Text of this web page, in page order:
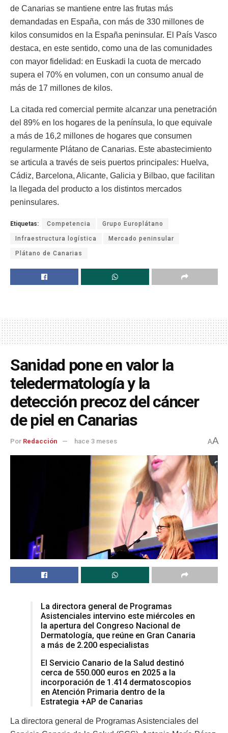
de Canarias se mantiene entre las frutas más
demandadas en España, con más de 330 millones de
kilos consumidos en la España peninsular. El País Vasco
destaca, en este sentido, como una de las comunidades
con mayor fidelidad: en Euskadi la cuota de mercado
supera el 70% en volumen, con un consumo anual de
más de 17 millones de kilos.
La citada red comercial permite alcanzar una penetración
del 89% en los hogares de la península, lo que equivale
a más de 16,2 millones de hogares que consumen
regularmente Plátano de Canarias. Este abastecimiento
se articula a través de seis puertos principales: Huelva,
Cádiz, Barcelona, Alicante, Galicia y Bilbao, que facilitan
la llegada del producto a los distintos mercados
peninsulares.
Etiquetas: Competencia Grupo Europlátano
Infraestructura logística Mercado peninsular
Plátano de Canarias
Sanidad pone en valor la
teledermatología y la
detección precoz del cáncer
de piel en Canarias
Por Redacción hace 3 meses AA
La directora general de Programas
Asistenciales intervino este miércoles en
la apertura del Congreso Nacional de
Dermatología, que reúne en Gran Canaria
a más de 2.200 especialistas
El Servicio Canario de la Salud destinó
cerca de 550.000 euros en 2025 a la
incorporación de 1.414 dermatoscopios
en Atención Primaria dentro de la
Estrategia +AP de Canarias
La directora general de Programas Asistenciales del